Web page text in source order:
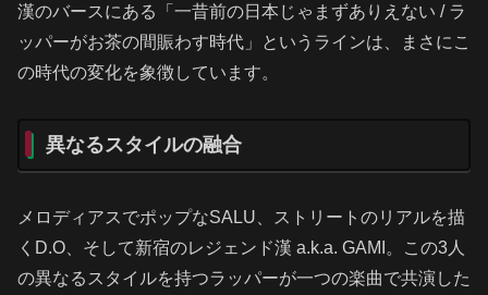
漢のバースにある「一昔前の日本じゃまずありえない / ラ
ッパーがお茶の間賑わす時代」というラインは、まさにこ
の時代の変化を象徴しています。
異なるスタイルの融合
メロディアスでポップなSALU、ストリートのリアルを描
くD.O、そして新宿のレジェンド漢 a.k.a. GAMI。この3人
の異なるスタイルを持つラッパーが一つの楽曲で共演した